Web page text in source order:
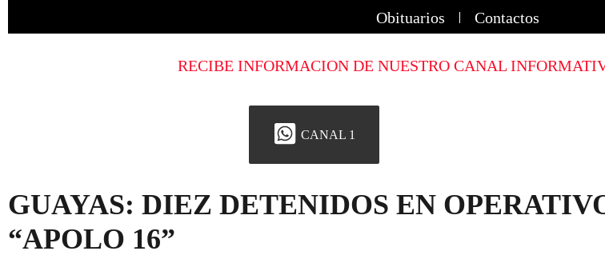
Obituarios
Contactos
RECIBE INFORMACION DE NUESTRO CANAL
CANAL 1
GUAYAS: DIEZ DETENIDOS EN
“APOLO 16”